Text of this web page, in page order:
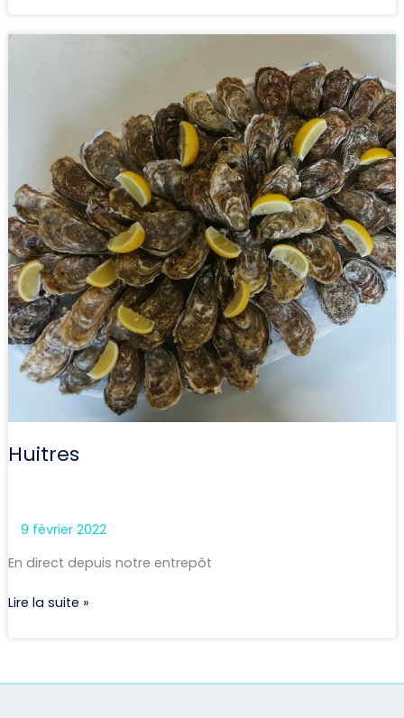
Huitres
9 février 2022
En direct depuis notre entrepôt
Lire la suite »